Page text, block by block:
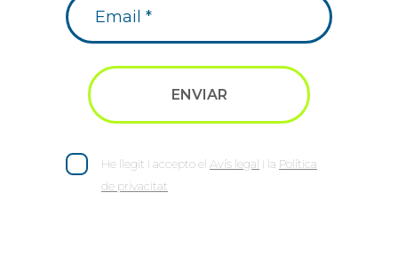
He llegit i accepto el Avís legal i la Política
de privacitat